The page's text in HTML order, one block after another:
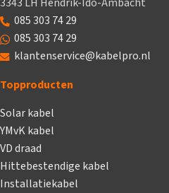
3343 LH Hendrik-Ido-Ambacht
085 303 74 29
085 303 74 29
klantenservice@kabelpro.nl
Topproducten
Solar kabel
YMvK kabel
VD draad
Hittebestendige kabel
Installatiekabel